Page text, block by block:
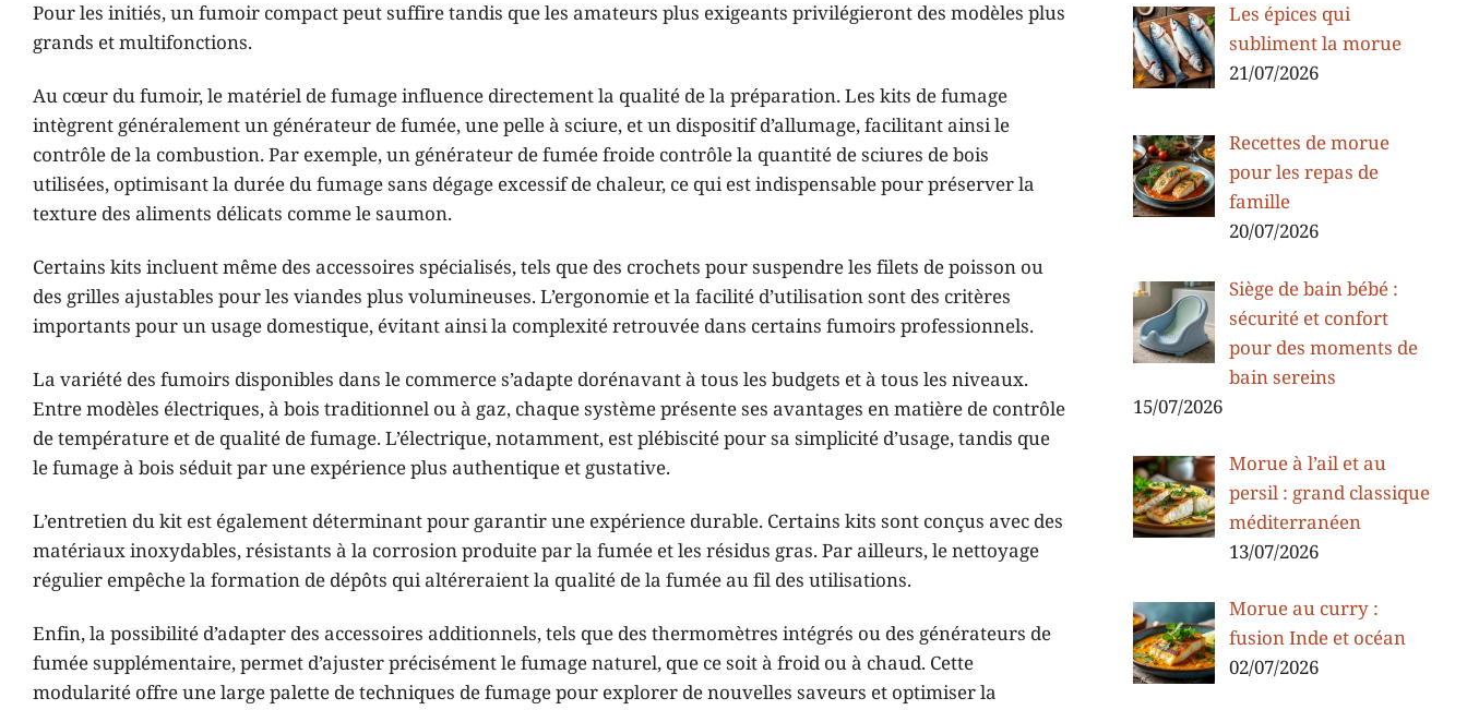
Pour les initiés, un fumoir compact peut suffire tandis que les amateurs plus exigeants privilégieront des modèles plus
grands et multifonctions.
Au cœur du fumoir, le matériel de fumage influence directement la qualité de la préparation. Les kits de fumage
intègrent généralement un générateur de fumée, une pelle à sciure, et un dispositif d’allumage, facilitant ainsi le
contrôle de la combustion. Par exemple, un générateur de fumée froide contrôle la quantité de sciures de bois
utilisées, optimisant la durée du fumage sans dégage excessif de chaleur, ce qui est indispensable pour préserver la
texture des aliments délicats comme le saumon.
Certains kits incluent même des accessoires spécialisés, tels que des crochets pour suspendre les filets de poisson ou
des grilles ajustables pour les viandes plus volumineuses. L’ergonomie et la facilité d’utilisation sont des critères
importants pour un usage domestique, évitant ainsi la complexité retrouvée dans certains fumoirs professionnels.
La variété des fumoirs disponibles dans le commerce s’adapte dorénavant à tous les budgets et à tous les niveaux.
Entre modèles électriques, à bois traditionnel ou à gaz, chaque système présente ses avantages en matière de contrôle
de température et de qualité de fumage. L’électrique, notamment, est plébiscité pour sa simplicité d’usage, tandis que
le fumage à bois séduit par une expérience plus authentique et gustative.
L’entretien du kit est également déterminant pour garantir une expérience durable. Certains kits sont conçus avec des
matériaux inoxydables, résistants à la corrosion produite par la fumée et les résidus gras. Par ailleurs, le nettoyage
régulier empêche la formation de dépôts qui altéreraient la qualité de la fumée au fil des utilisations.
Enfin, la possibilité d’adapter des accessoires additionnels, tels que des thermomètres intégrés ou des générateurs de
fumée supplémentaire, permet d’ajuster précisément le fumage naturel, que ce soit à froid ou à chaud. Cette
modularité offre une large palette de techniques de fumage pour explorer de nouvelles saveurs et optimiser la
Les épices qui
subliment la morue
21/07/2026
Recettes de morue
pour les repas de
famille
20/07/2026
Siège de bain bébé :
sécurité et confort
pour des moments de
bain sereins
15/07/2026
Morue à l’ail et au
persil : grand classique
méditerranéen
13/07/2026
Morue au curry :
fusion Inde et océan
02/07/2026